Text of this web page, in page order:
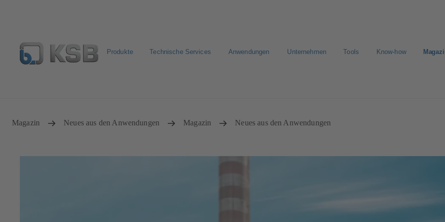
Produkte Technische Services Anwendungen Unternehmen Tools Know-how
Magazin Neues aus den Anwendungen Magazin Neues aus den Anwendungen